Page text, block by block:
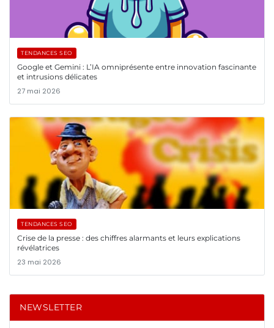
TENDANCES SEO
Google et Gemini : L’IA omniprésente entre innovation fascinante
et intrusions délicates
27 mai 2026
TENDANCES SEO
Crise de la presse : des chiffres alarmants et leurs explications
révélatrices
23 mai 2026
NEWSLETTER